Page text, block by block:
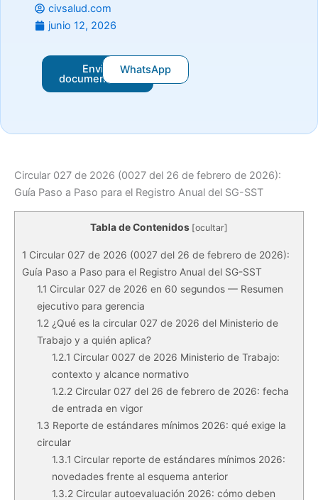
civsalud.com
junio 12, 2026
Enviar
documentación
WhatsApp
Circular 027 de 2026 (0027 del 26 de febrero de 2026):
Guía Paso a Paso para el Registro Anual del SG-SST
Tabla de Contenidos [ocultar]
1 Circular 027 de 2026 (0027 del 26 de febrero de 2026):
Guía Paso a Paso para el Registro Anual del SG-SST
1.1 Circular 027 de 2026 en 60 segundos — Resumen
ejecutivo para gerencia
1.2¿Qué es la circular 027 de 2026 del Ministerio de
Trabajo y a quién aplica?
1.2.1 Circular 0027 de 2026 Ministerio de Trabajo:
contexto y alcance normativo
1.2.2Circular 027 del 26 de febrero de 2026: fecha
de entrada en vigor
1.3 Reporte de estándares mínimos 2026: qué exige la
circular
1.3.1 Circular reporte de estándares mínimos 2026:
novedades frente al esquema anterior
1.3.2Circular autoevaluación 2026: cómo deben